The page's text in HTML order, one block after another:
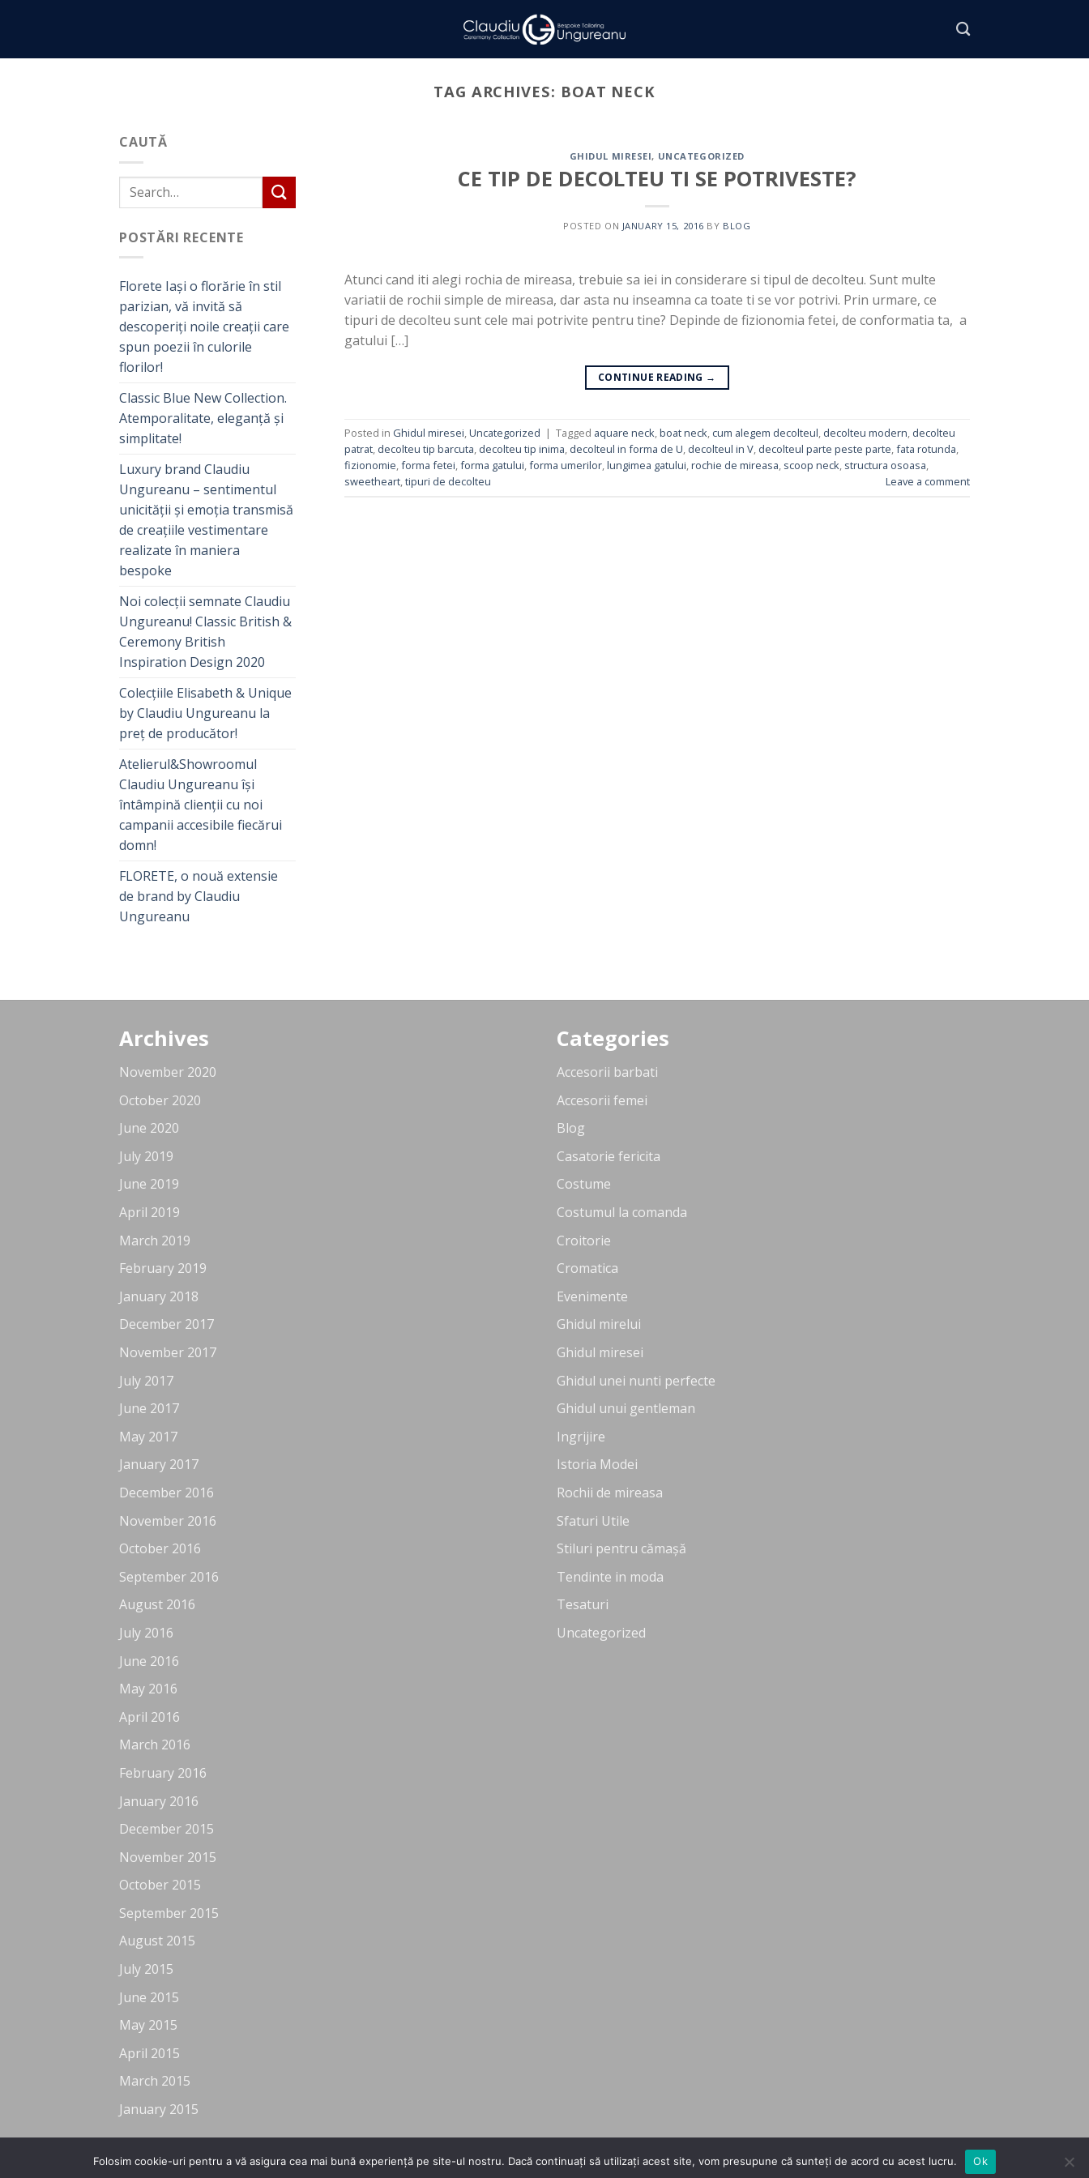
TAG ARCHIVES: BOAT NECK
CAUTĂ
POSTĂRI RECENTE
Florete Iași o florărie în stil
parizian, vă invită să
descoperiți noile creații care
spun poezii în culorile
florilor!
Classic Blue New Collection.
Atemporalitate, eleganță și
simplitate!
Luxury brand Claudiu
Ungureanu – sentimentul
unicității și emoția transmisă
de creațiile vestimentare
realizate în maniera
bespoke
Noi colecții semnate Claudiu
Ungureanu! Classic British &
Ceremony British
Inspiration Design 2020
Colecțiile Elisabeth & Unique
by Claudiu Ungureanu la
preț de producător!
Atelierul&Showroomul
Claudiu Ungureanu își
întâmpină clienții cu noi
campanii accesibile fiecărui
domn!
FLORETE, o nouă extensie
de brand by Claudiu
Ungureanu
GHIDUL MIRESEI, UNCATEGORIZED
CE TIP DE DECOLTEU TI SE POTRIVESTE?
POSTED ON JANUARY 15, 2016 BY BLOG
Atunci cand iti alegi rochia de mireasa, trebuie sa iei in considerare si tipul de decolteu. Sunt multe
variatii de rochii simple de mireasa, dar asta nu inseamna ca toate ti se vor potrivi. Prin urmare, ce
tipuri de decolteu sunt cele mai potrivite pentru tine? Depinde de fizionomia fetei, de conformatia ta, a
gatului […]
CONTINUE READING →
Posted in Ghidul miresei,Uncategorized | Tagged aquare neck,boat neck, cum alegem decolteul, decolteu modern, decolteu
patrat, decolteu tip barcuta, decolteu tip inima, decolteul in forma de U, decolteul in V, decolteul parte peste parte,fata rotunda,
fizionomie,forma fetei,forma gatului,forma umerilor,lungimea gatului,rochie de mireasa, scoop neck, structura osoasa,
sweetheart,tipuri de decolteu Leave a comment
Archives
November 2020
October 2020
June 2020
July 2019
June 2019
April 2019
March 2019
February 2019
January 2018
December 2017
November 2017
July 2017
June 2017
May 2017
January 2017
December 2016
November 2016
October 2016
September 2016
August 2016
July 2016
June 2016
May 2016
April 2016
March 2016
February 2016
January 2016
December 2015
November 2015
October 2015
September 2015
August 2015
July 2015
June 2015
May 2015
April 2015
March 2015
January 2015
Categories
Accesorii barbati
Accesorii femei
Blog
Casatorie fericita
Costume
Costumul la comanda
Croitorie
Cromatica
Evenimente
Ghidul mirelui
Ghidul miresei
Ghidul unei nunti perfecte
Ghidul unui gentleman
Ingrijire
Istoria Modei
Rochii de mireasa
Sfaturi Utile
Stiluri pentru cămașă
Tendinte in moda
Tesaturi
Uncategorized
Copyright 2026 ©Flatsome Theme
Folosim cookie-uri pentru a vă asigura cea mai bună experiență pe site-ul nostru. Dacă continuați să utilizați acest site, vom presupune că sunteți de acord cu acest lucru. Ok